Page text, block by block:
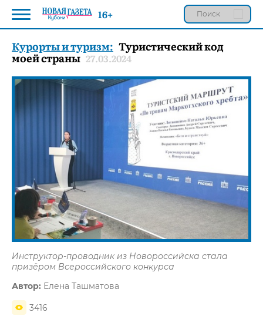
Курорты и туризм: Туристический код
моей страны 27.03.2024
Инструктор-проводник из Новороссийска стала
призёром Всероссийского конкурса
Автор: Елена Ташматова
3416
16+